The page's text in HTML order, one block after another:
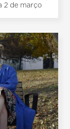
2 de março